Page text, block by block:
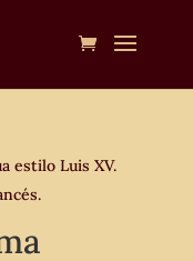
estilo Luis XV.